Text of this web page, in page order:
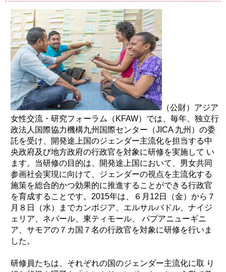
スタディツアー
国連
調査・研究
プログラム開発
国際研修
環境
教育
国際交流
ジェンダー
持続可能な開発
人権
平和構築
その他
（公財）アジア
女性交流・研究フォーラム（KFAW）では、毎年、独立行
政法人国際協力機構九州国際センター（JICA 九州）の委
託を受け、開発途上国のジェンダー主流化を担当する中
央政府及び地方政府の行政官を対象に研修を実施して い
ます。当研修の目的は、開発途上国において、男女共同
参画社会実現に向けて、ジェンダーの視点を主流化する
施策を総合的かつ効果的に推進することができる行政官
を育成することです。2015年は、６月12日（金）から７
月８日（水）までカンボジア、エルサルバドル、ナイジ
ェリア、ネパール、東ティモール、 パプアニューギニ
ア、サモアの７カ国７名の行政官を対象に研修を行いま
した。
研修員たちは、それぞれの国のジェンダー主流化に取 り